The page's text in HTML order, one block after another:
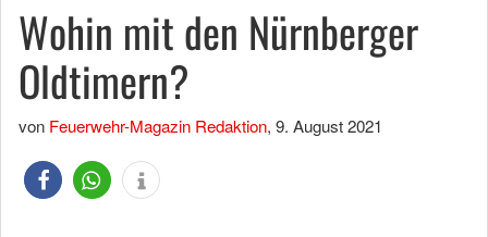
Wohin mit den Nürnberger
Oldtimern?
von Feuerwehr-Magazin Redaktion, 9. August 2021